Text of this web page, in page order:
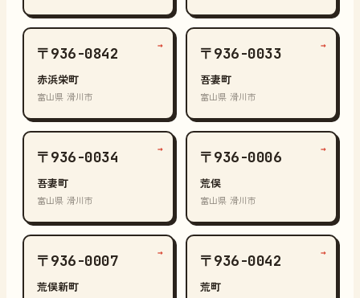
〒936-0842
赤浜栄町
富山県 滑川市
→ 〒936-0033
吾妻町
富山県 滑川市
→
〒936-0034
吾妻町
富山県 滑川市
→ 〒936-0006
荒俣
富山県 滑川市
→
〒936-0007
荒俣新町
→ 〒936-0042
荒町
→